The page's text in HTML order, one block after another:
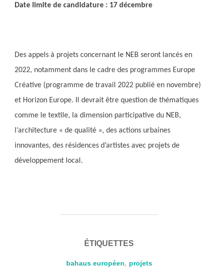
Date limite de candidature : 17 décembre
Des appels à projets concernant le NEB seront lancés en
2022, notamment dans le cadre des programmes Europe
Créative (programme de travail 2022 publié en novembre)
et Horizon Europe. Il devrait être question de thématiques
comme le textile, la dimension participative du NEB,
l’architecture « de qualité », des actions urbaines
innovantes, des résidences d’artistes avec projets de
développement local.
ÉTIQUETTES
bahaus européen, projets